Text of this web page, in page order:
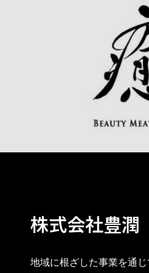
株式会社豊潤
地域に根ざした事業を通